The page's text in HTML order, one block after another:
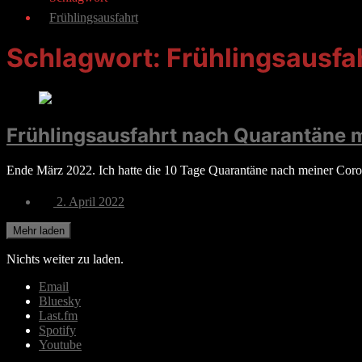
Frühlingsausfahrt
Schlagwort:
Frühlingsausfahrt nach Quarantäne
Ende März 2022. Ich hatte die 10 Tage Quarantäne nach meiner
Veröffentlichungsdatum
2. April 2022
Mehr laden
Nichts weiter zu laden.
Email
Bluesky
Last.fm
Spotify
Youtube